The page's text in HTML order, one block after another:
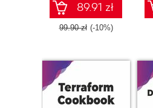
89.91 zł
99.90 zł (-10%)